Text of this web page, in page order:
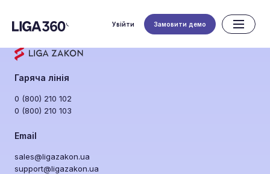
Увійти Замовити демо
Гаряча лінія
0 (800) 210 102
0 (800) 210 103
Email
sales@ligazakon.ua
support@ligazakon.ua